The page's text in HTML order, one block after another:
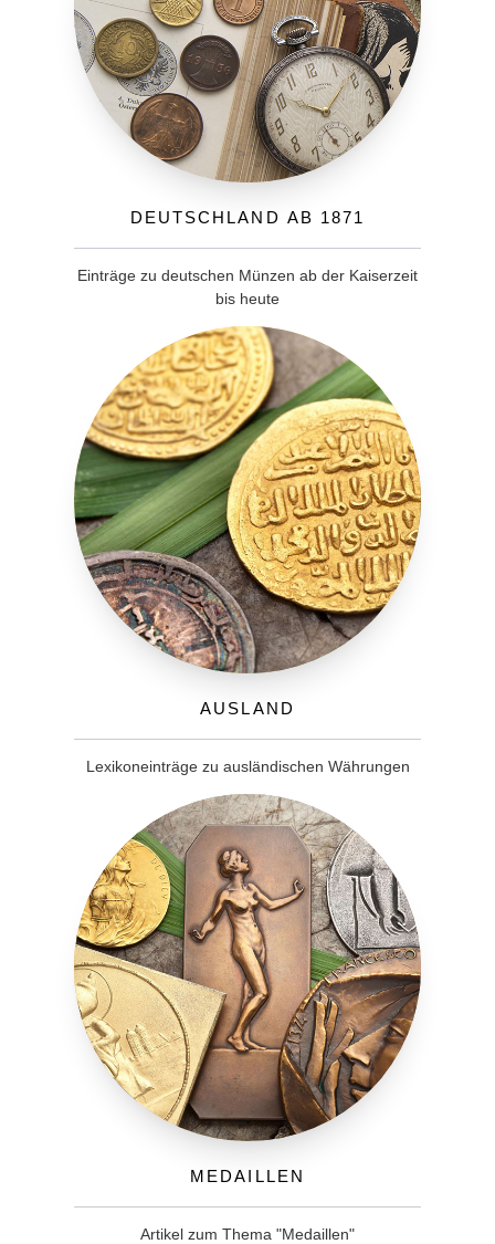
Deutschland ab 1871
Einträge zu deutschen Münzen ab der Kaiserzeit
bis heute
Ausland
Lexikoneinträge zu ausländischen Währungen
Medaillen
Artikel zum Thema "Medaillen"